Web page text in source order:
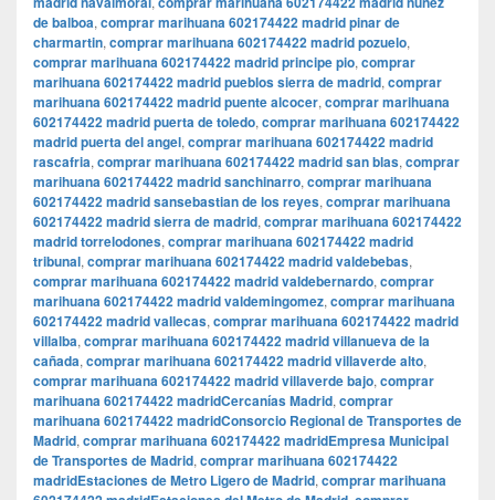
de balboa, comprar marihuana 602174422 madrid pinar de
charmartin, comprar marihuana 602174422 madrid pozuelo,
comprar marihuana 602174422 madrid principe pio, comprar
marihuana 602174422 madrid pueblos sierra de madrid, comprar
marihuana 602174422 madrid puente alcocer, comprar marihuana
602174422 madrid puerta de toledo, comprar marihuana 602174422
madrid puerta del angel, comprar marihuana 602174422 madrid
rascafria, comprar marihuana 602174422 madrid san blas, comprar
marihuana 602174422 madrid sanchinarro, comprar marihuana
602174422 madrid sansebastian de los reyes, comprar marihuana
602174422 madrid sierra de madrid, comprar marihuana 602174422
madrid torrelodones, comprar marihuana 602174422 madrid
tribunal, comprar marihuana 602174422 madrid valdebebas,
comprar marihuana 602174422 madrid valdebernardo, comprar
marihuana 602174422 madrid valdemingomez, comprar marihuana
602174422 madrid vallecas, comprar marihuana 602174422 madrid
villalba, comprar marihuana 602174422 madrid villanueva de la
cañada, comprar marihuana 602174422 madrid villaverde alto,
comprar marihuana 602174422 madrid villaverde bajo, comprar
marihuana 602174422 madridCercanías Madrid, comprar
marihuana 602174422 madridConsorcio Regional de Transportes de
Madrid, comprar marihuana 602174422 madridEmpresa Municipal
de Transportes de Madrid, comprar marihuana 602174422
madridEstaciones de Metro Ligero de Madrid, comprar marihuana